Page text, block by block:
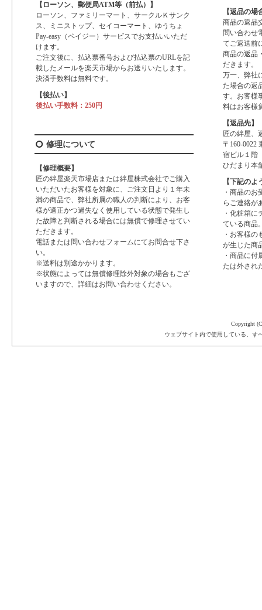
【ローソン、郵便局ATM等（前払）】
ローソン、ファミリーマート、サークルＫサンク
ス、ミニストップ、セイコーマート、ゆうちょ
Pay-easy（ペイジー）サービスでお支払いいただ
けます。
ご注文後に、払込票番号および払込票のURLを記
載したメールを楽天市場からお送りいたします。
決済手数料は無料です。
【後払い】
後払い手数料：250円
修理について
【修理概要】
匠の絆屋楽天市場店または絆屋株式会社でご購入
いただいたお客様を対象に、ご注文日より１年未
満の商品で、弊社所属の職人の判断により、お客
様が適正かつ過失なく使用している状態で発生し
た故障と判断される場合には無償で修理させてい
ただきます。
電話または問い合わせフォームにてお問合せ下さ
い。
※送料は別途かかります。
※状態によっては無償修理除外対象の場合もござ
いますので、詳細はお問い合わせください。
【返品の
商品の返品
問い合わせ
てご返送前
商品の返品
だきます。
万一、弊社
た場合の返
す。お客様
料はお客様
【返品先】
匠の絆屋、
〒160-0022
宿ビル１階
ひだまり本
【下記の
・商品の
らご連絡が
・化粧箱
ている商品
・お客様
が生じた商
・商品に
たは外され
Copyright
ウェブサイト内で使用している、す